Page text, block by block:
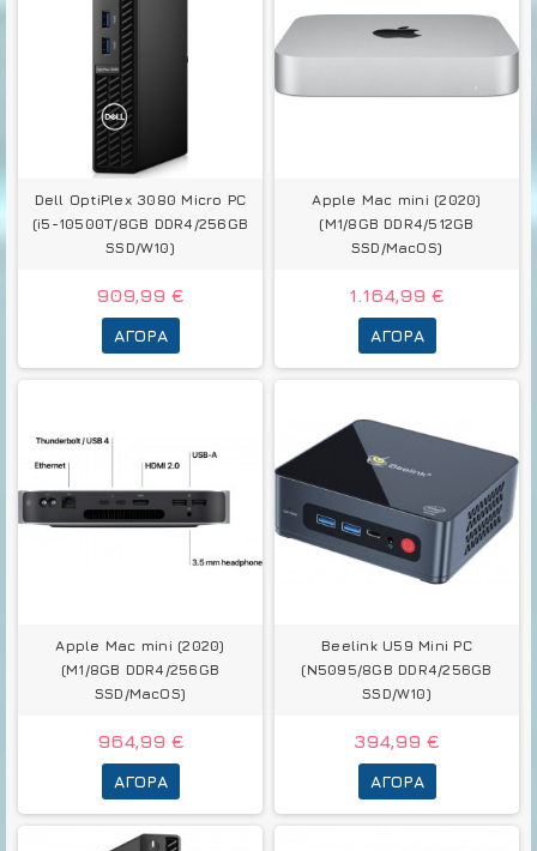
Dell OptiPlex 3080 Micro PC
(i5-10500T/8GB DDR4/256GB
SSD/W10)
909,99 €
ΑΓΟΡΆ
Apple Mac mini (2020)
(M1/8GB DDR4/512GB
SSD/MacOS)
1.164,99 €
ΑΓΟΡΆ
Apple Mac mini (2020)
(M1/8GB DDR4/256GB
SSD/MacOS)
964,99 €
ΑΓΟΡΆ
Beelink U59 Mini PC
(N5095/8GB DDR4/256GB
SSD/W10)
394,99 €
ΑΓΟΡΆ